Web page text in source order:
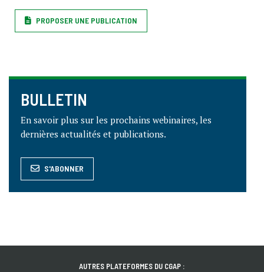
PROPOSER UNE PUBLICATION
BULLETIN
En savoir plus sur les prochains webinaires, les
dernières actualités et publications.
S'ABONNER
AUTRES PLATEFORMES DU CGAP :